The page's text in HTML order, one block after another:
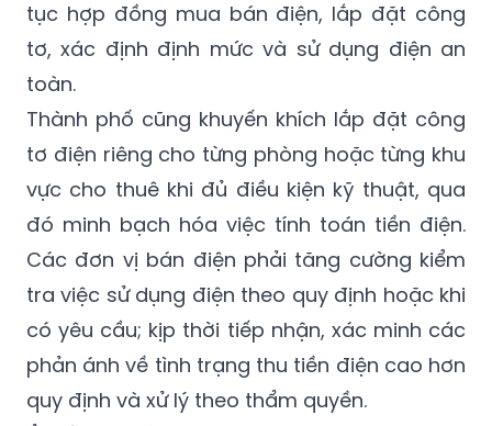
người dân áp dụng đúng giá bán lẻ điện sinh
hoạt theo bậc thang; hỗ trợ hoàn thiện thủ
tục hợp đồng mua bán điện, lắp đặt công
tơ, xác định định mức và sử dụng điện an
toàn.
Thành phố cũng khuyến khích lắp đặt công
tơ điện riêng cho từng phòng hoặc từng khu
vực cho thuê khi đủ điều kiện kỹ thuật, qua
đó minh bạch hóa việc tính toán tiền điện.
Các đơn vị bán điện phải tăng cường kiểm
tra việc sử dụng điện theo quy định hoặc khi
có yêu cầu; kịp thời tiếp nhận, xác minh các